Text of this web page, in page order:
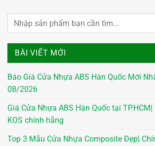
BÀI VIẾT MỚI
Báo Giá Cửa Nhựa ABS Hàn Quốc Mới
08/2026
Giá Cửa Nhựa ABS Hàn Quốc tại
KOS chính hãng
Top 3 Mẫu Cửa Nhựa Composite Đẹp|